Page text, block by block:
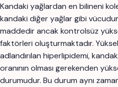
Kandaki yağlardan en bilineni
kandaki diğer yağlar gibi
maddedir ancak kontrolsüz
faktörleri oluşturmaktadır.
adlandırılan hiperlipidemi,
oranının olması gerekenden
durumudur. Bu durum aynı